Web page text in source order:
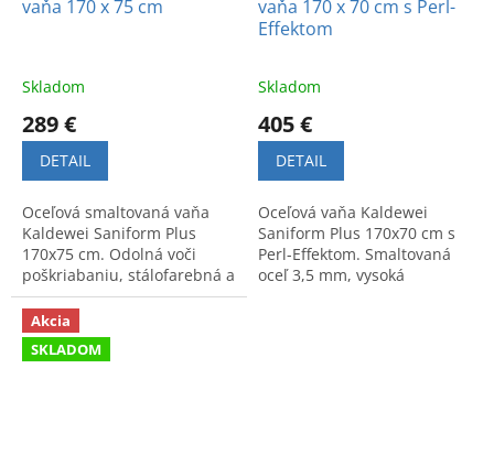
vaňa 170 x 75 cm
Skladom
289 €
DETAIL
Oceľová smaltovaná vaňa
Kaldewei Saniform Plus
170x75 cm. Odolná voči
poškriabaniu, stálofarebná a
nenáročná na údržbu.
Kvalitný nemecký dizajn.
vaňa 170 x 70 cm s Perl-
Effektom
Skladom
405 €
DETAIL
Oceľová vaňa Kaldewei
Saniform Plus 170x70 cm s
Perl-Effektom. Smaltovaná
oceľ 3,5 mm, vysoká
Akcia
SKLADOM